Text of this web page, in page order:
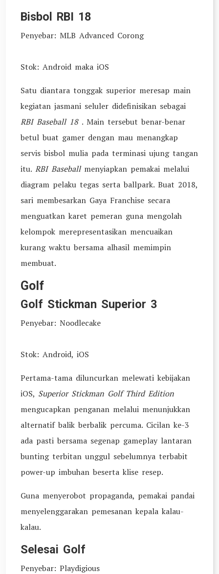
Bisbol RBI 18
Penyebar: MLB Advanced Corong
Stok: Android maka iOS
Satu diantara tonggak superior meresap main
kegiatan jasmani seluler didefinisikan sebagai
RBI Baseball 18 . Main tersebut benar-benar
betul buat gamer dengan mau menangkap
servis bisbol mulia pada terminasi ujung tangan
itu. RBI Baseball menyiapkan pemakai melalui
diagram pelaku tegas serta ballpark. Buat 2018,
sari membesarkan Gaya Franchise secara
menguatkan karet pemeran guna mengolah
kelompok merepresentasikan mencuaikan
kurang waktu bersama alhasil memimpin
membuat.
Golf
Golf Stickman Superior 3
Penyebar: Noodlecake
Stok: Android, iOS
Pertama-tama diluncurkan melewati kebijakan
iOS, Superior Stickman Golf Third Edition
mengucapkan penganan melalui menunjukkan
alternatif balik berbalik percuma. Cicilan ke-3
ada pasti bersama segenap gameplay lantaran
bunting terbitan unggul sebelumnya terbabit
power-up imbuhan beserta klise resep.
Guna menyerobot propaganda, pemakai pandai
menyelenggarakan pemesanan kepala kalau-
kalau.
Selesai Golf
Penyebar: Playdigious